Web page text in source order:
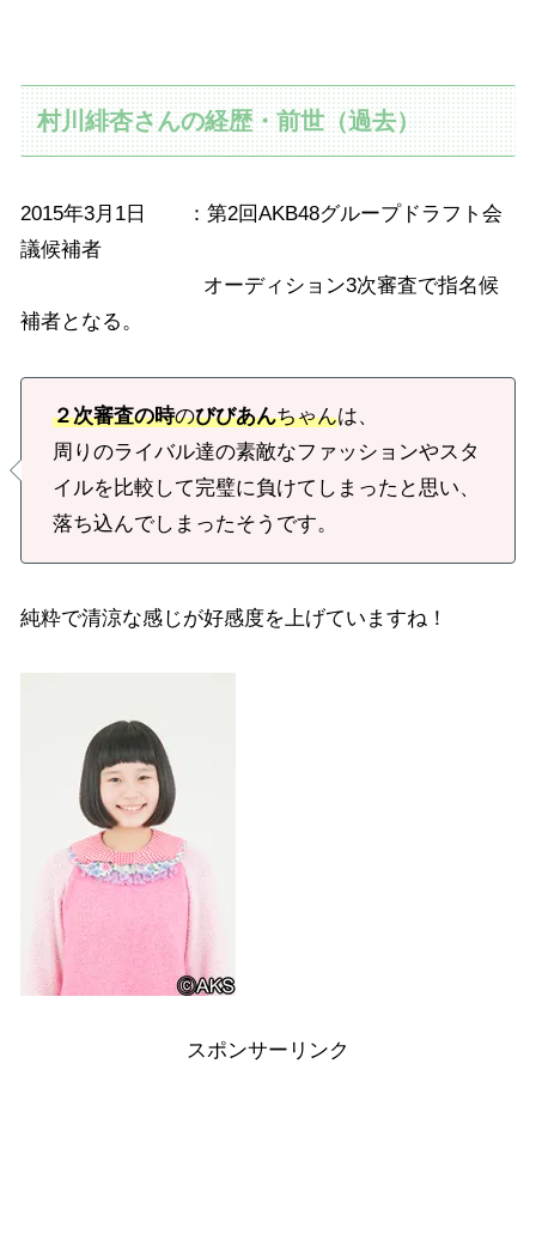
村川緋杏さんの経歴・前世（過去）
2015年3月1日 ：第2回AKB48グループドラフト会
議候補者
オーディション3次審査で指名候
補者となる。
２次審査の時のびびあんちゃんは、
周りのライバル達の素敵なファッションやスタ
イルを比較して完璧に負けてしまったと思い、
落ち込んでしまったそうです。
純粋で清涼な感じが好感度を上げていますね！
スポンサーリンク